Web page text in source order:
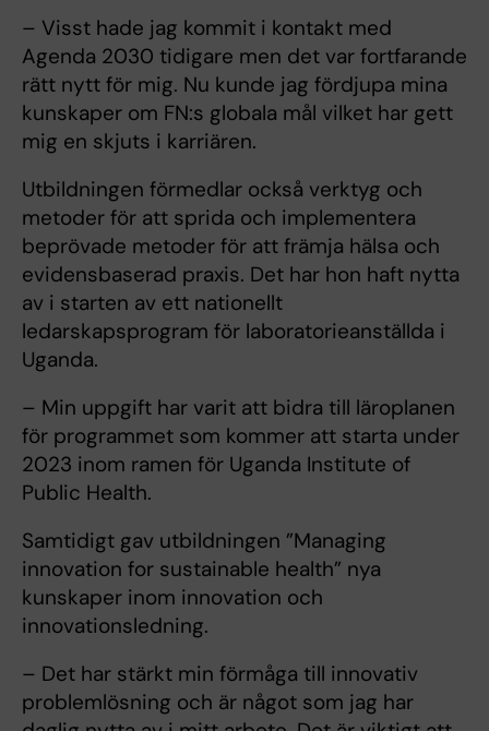
– Visst hade jag kommit i kontakt med
Agenda 2030 tidigare men det var fortfarande
rätt nytt för mig. Nu kunde jag fördjupa mina
kunskaper om FN:s globala mål vilket har gett
mig en skjuts i karriären.
Utbildningen förmedlar också verktyg och
metoder för att sprida och implementera
beprövade metoder för att främja hälsa och
evidensbaserad praxis. Det har hon haft nytta
av i starten av ett nationellt
ledarskapsprogram för laboratorieanställda i
Uganda.
– Min uppgift har varit att bidra till läroplanen
för programmet som kommer att starta under
2023 inom ramen för Uganda Institute of
Public Health.
Samtidigt gav utbildningen ”Managing
innovation for sustainable health” nya
kunskaper inom innovation och
innovationsledning.
– Det har stärkt min förmåga till innovativ
problemlösning och är något som jag har